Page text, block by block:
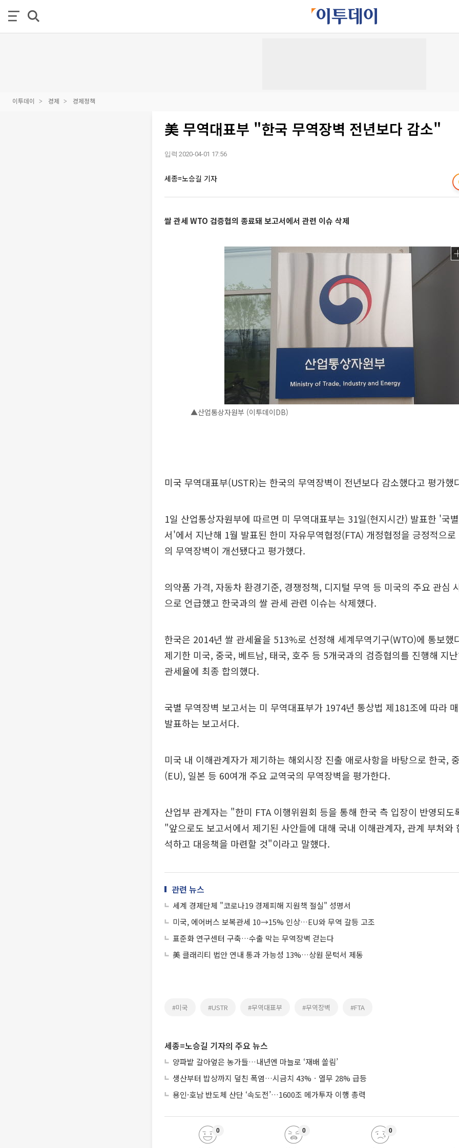
이투데이 경제 경제정책
美 무역대표부 "한국 무역장벽 전년보다 감소"
입력 2020-04-01 17:56
세종=노승길 기자
쌀 관세 WTO 검증협의 종료돼 보고서에서 관련 이슈 삭제
▲산업통상자원부 (이투데이DB)
미국 무역대표부(USTR)는 한국의 무역장벽이 전년보다 감소했다고 평가했
1일 산업통상자원부에 따르면 미 무역대표부는 31일(현지시간) 발표한 '국
서'에서 지난해 1월 발표된 한미 자유무역협정(FTA) 개정협정을 긍정적으
의 무역장벽이 개선됐다고 평가했다.
의약품 가격, 자동차 환경기준, 경쟁정책, 디지털 무역 등 미국의 주요 관심
으로 언급했고 한국과의 쌀 관세 관련 이슈는 삭제했다.
한국은 2014년 쌀 관세율을 513%로 선정해 세계무역기구(WTO)에 통보했
제기한 미국, 중국, 베트남, 태국, 호주 등 5개국과의 검증협의를 진행해 지
관세율에 최종 합의했다.
국별 무역장벽 보고서는 미 무역대표부가 1974년 통상법 제181조에 따라
발표하는 보고서다.
미국 내 이해관계자가 제기하는 해외시장 진출 애로사항을 바탕으로 한국,
(EU), 일본 등 60여개 주요 교역국의 무역장벽을 평가한다.
산업부 관계자는 "한미 FTA 이행위원회 등을 통해 한국 측 입장이 반영되
"앞으로도 보고서에서 제기된 사안들에 대해 국내 이해관계자, 관계 부처와
석하고 대응책을 마련할 것"이라고 말했다.
관련 뉴스
세계 경제단체 "코로나19 경제피해 지원책 절실" 성명서
미국, 에어버스 보복관세 10→15% 인상…EU와 무역 갈등 고조
표준화 연구센터 구축…수출 막는 무역장벽 걷는다
美 클래리티 법안 연내 통과 가능성 13%…상원 문턱서 제동
#미국 #USTR #무역대표부 #무역장벽 #FTA
세종=노승길 기자의 주요 뉴스
양파밭 갈아엎은 농가들…내년엔 마늘로 ‘재배 쏠림’
생산부터 밥상까지 덮친 폭염…시금치 43%ㆍ열무 28% 급등
용인·호남 반도체 산단 ‘속도전’…1600조 메가투자 이행 총력
0 0 0